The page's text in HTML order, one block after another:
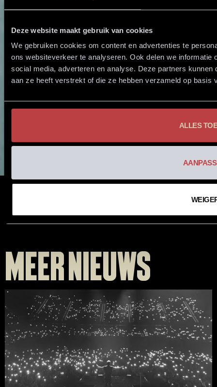
Deze website maakt gebruik van cookies
We gebruiken cookies om content en advertenties te
ons websiteverkeer te analyseren. Ook delen we
social media, adverteren en analyse. Deze partners
aan ze heeft verstrekt of die ze hebben verzameld op basis
ALLES
Meer nieuws